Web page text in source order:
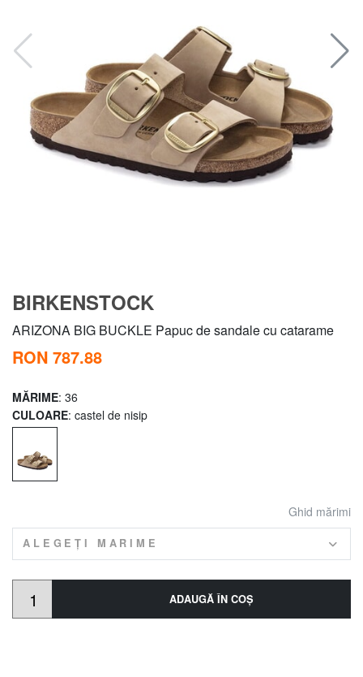
BIRKENSTOCK
ARIZONA BIG BUCKLE Papuc de sandale cu catarame
RON 787.88
MĂRIME: 36
CULOARE: castel de nisip
Ghid mărimi
ALEGEȚI MARIME
ADAUGĂ ÎN COŞ